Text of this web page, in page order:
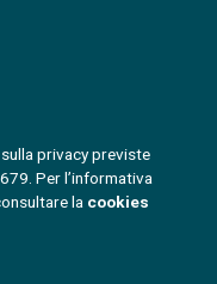
privacy previste
Per l’informativa
la cookies